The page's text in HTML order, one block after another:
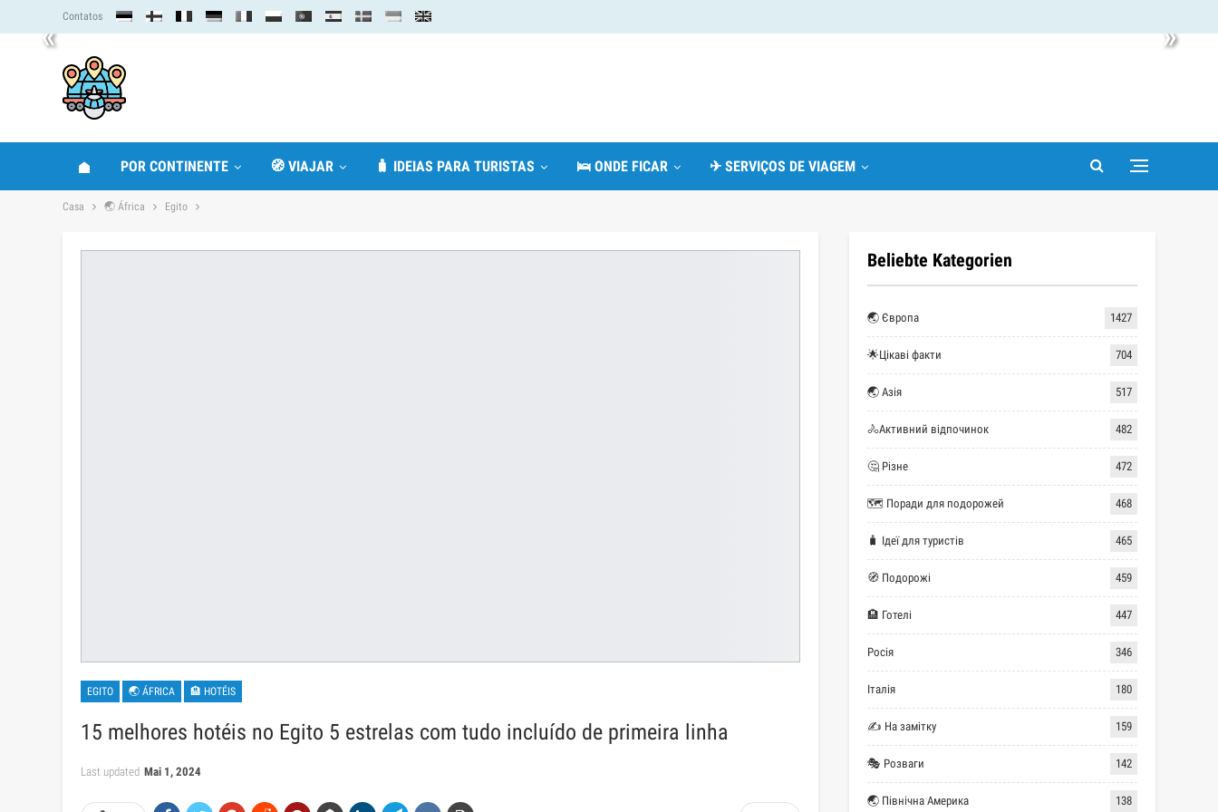
« »
Contatos
POR CONTINENTE 🧭 VIAJAR 🧳 IDEIAS PARA TURISTAS 🛌 ONDE FICAR ✈ SERVIÇOS DE VIAGEM
Casa 🌏 África Egito
EGITO 🌏 ÁFRICA 🏨 HOTÉIS
15 melhores hotéis no Egito 5 estrelas com tudo incluído de primeira linha
Last updated Mai 1, 2024
Beliebte Kategorien
🌏 Європа 1427
🌟Цікаві факти 704
🌏 Азія 517
🚴Активний відпочинок 482
🤔 Різне 472
🗺 Поради для подорожей 468
🧳 Ідеї для туристів 465
🧭 Подорожі 459
🏨 Готелі 447
Росія 346
Італія 180
✍ На замітку 159
🎭 Розваги 142
🌏 Північна Америка 138